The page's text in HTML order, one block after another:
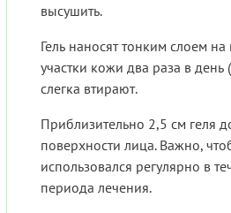
высушить.
Гель наносят тонким слоем
участки кожи два раза в день
слегка втирают.
Приблизительно 2,5 см геля
поверхности лица. Важно,
использовался регулярно в
периода лечения.